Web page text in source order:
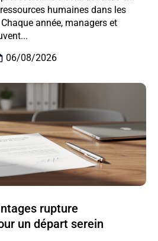
humaines dans les
année, managers et
06/08/2026
rupture
un départ serein